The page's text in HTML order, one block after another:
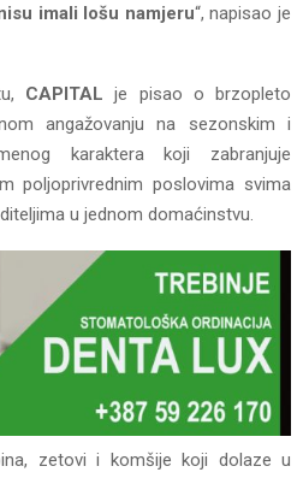
imali lošu namjeru“, napisao je
CAPITAL je pisao o brzopleto
angažovanju na sezonskim i
karaktera koji zabranjuje
poljoprivrednim poslovima svima
u jednom domaćinstvu.
zetovi i komšije koji dolaze u